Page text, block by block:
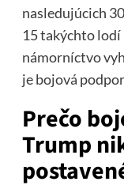
nasledujúcich
15 takýchto lodí
námorníctvo
je bojová
Prečo
Trump